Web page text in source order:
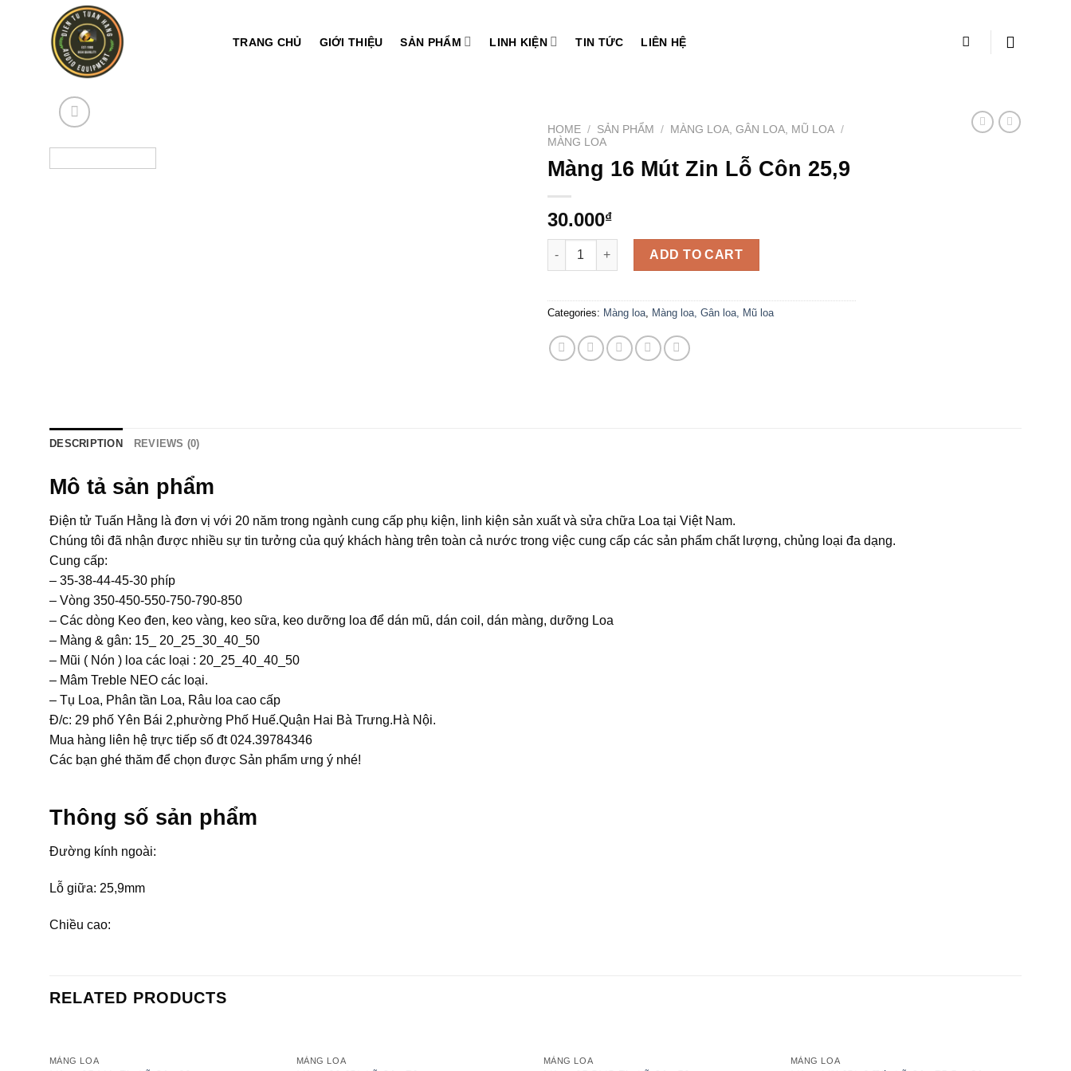
TRANG CHỦ GIỚI THIỆU SẢN PHẨM LINH KIỆN TIN TỨC LIÊN HỆ
HOME / SẢN PHẨM / MÀNG LOA, GÂN LOA, MŨ LOA /
MÀNG LOA
Màng 16 Mút Zin Lỗ Côn 25,9
30.000₫
Màng 16 Mút Zin Lỗ Côn 25,9 quantity
ADD TO CART
Categories: Màng loa Màng loa, Gân loa, Mũ loa
DESCRIPTION REVIEWS (0)
Mô tả sản phẩm
Điện tử Tuấn Hằng là đơn vị với 20 năm trong ngành cung cấp phụ kiện, linh kiện sản xuất và sửa chữa Loa tại Việt Nam.
Chúng tôi đã nhận được nhiều sự tin tưởng của quý khách hàng trên toàn cả nước trong việc cung cấp các sản phẩm chất lượng, chủng loại đa dạng.
Cung cấp:
– 35-38-44-45-30 phíp
– Vòng 350-450-550-750-790-850
– Các dòng Keo đen, keo vàng, keo sữa, keo dưỡng loa để dán mũ, dán coil, dán màng, dưỡng Loa
– Màng & gân: 15_ 20_25_30_40_50
– Mũi ( Nón ) loa các loại : 20_25_40_40_50
– Mâm Treble NEO các loại.
– Tụ Loa, Phân tần Loa, Râu loa cao cấp
Đ/c: 29 phố Yên Bái 2,phường Phố Huế.Quận Hai Bà Trưng.Hà Nội.
Mua hàng liên hệ trực tiếp số đt 024.39784346
Các bạn ghé thăm để chọn được Sản phẩm ưng ý nhé!
Thông số sản phẩm
Đường kính ngoài:
Lỗ giữa: 25,9mm
Chiều cao:
RELATED PRODUCTS
MÀNG LOA MÀNG LOA MÀNG LOA MÀNG LOA